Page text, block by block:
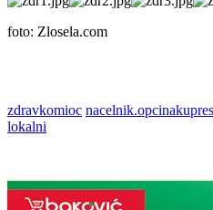
foto: Zlosela.com
zdravkomioc nacelnik.opcinakupres
lokalni